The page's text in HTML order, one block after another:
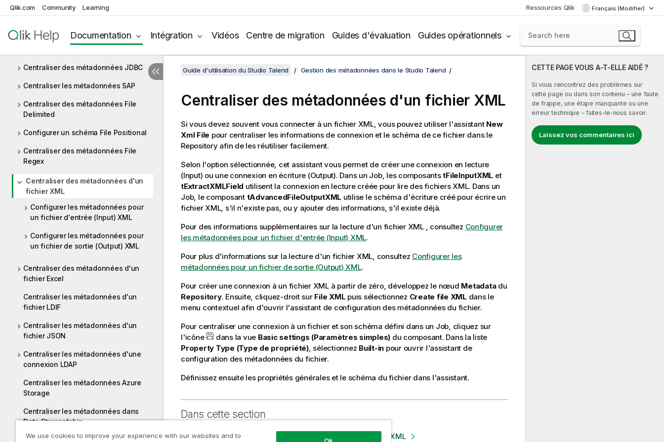
Qlik.com Community Learning Ressources Qlik Français (Modifier)
Documentation Intégration Vidéos Centre de migration Guides d'évaluation Guides opérationnels
Gestion des métadonnées dans le
Centraliser des métadonnées de base
Centraliser des métadonnées JDBC
Centraliser les métadonnées SAP
Centraliser des métadonnées File
Delimited
Configurer un schéma File Positional
Centraliser des métadonnées File
Regex
Centraliser des métadonnées d'un
fichier XML
Configurer les métadonnées pour
un fichier d'entrée (Input) XML
Configurer les métadonnées pour
un fichier de sortie (Output) XML
Centraliser des métadonnées d'un
fichier Excel
Centraliser les métadonnées d'un
fichier LDIF
Centraliser les métadonnées d'un
fichier JSON
Centraliser les métadonnées d'une
connexion LDAP
Centraliser les métadonnées Azure
Storage
Centraliser les métadonnées dans
Data Stewardship
Centraliser les métadonnées Google
CETTE PAGE VOUS A-T-ELLE AIDÉ ?
Si vous rencontrez des problèmes sur
cette page ou dans son contenu – une faute
de frappe, une étape manquante ou une
erreur technique – faites-le-nous savoir.
Laissez vos commentaires ici
Guide d'utilisation du Studio Talend Gestion des métadonnées dans le Studio Talend
Centraliser des métadonnées d'un fichier XML
Si vous devez souvent vous connecter à un fichier XML, vous pouvez utiliser l'assistant New
Xml File pour centraliser les informations de connexion et le schéma de ce fichier dans le
Repository afin de les réutiliser facilement.
Selon l'option sélectionnée, cet assistant vous permet de créer une connexion en lecture
(Input) ou une connexion en écriture (Output). Dans un Job, les composantstFileInputXML et
tExtractXMLField utilisent la connexion en lecture créée pour lire des fichiers XML. Dans un
Job, le composant tAdvancedFileOutputXML utilise le schéma d'écriture créé pour écrire un
fichier XML, s'il n'existe pas, ou y ajouter des informations, s'il existe déjà.
Pour des informations supplémentaires sur la lecture d'un fichier XML , consultez Configurer
les métadonnées pour un fichier d'entrée (Input) XML.
Pour plus d'informations sur la lecture d'un fichier XML, consultez Configurer les
métadonnées pour un fichier de sortie (Output) XML.
Pour créer une connexion à un fichier XML à partir de zéro, développez le nœud Metadatadu
Repository. Ensuite, cliquez-droit sur File XML puis sélectionnez Create file XML dans le
menu contextuel afin d'ouvrir l'assistant de configuration des métadonnées du fichier.
Pour centraliser une connexion à un fichier et son schéma défini dans un Job, cliquez sur
l'icône
dans la vue Basic settings (Paramètres simples) du composant. Dans la liste
Property Type (Type de propriété), sélectionnez Built-in pour ouvrir l'assistant de
configuration des métadonnées du fichier.
Définissez ensuite les propriétés générales et le schéma du fichier dans l'assistant.
Dans cette section
Configurer les métadonnées pour un fichier d'entrée (Input) XML
We use cookies to improve your experience with our websites and to